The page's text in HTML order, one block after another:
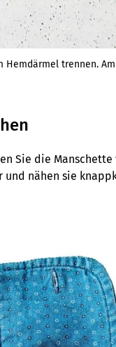
Hemdärmel trennen.
Sie die
nähen sie